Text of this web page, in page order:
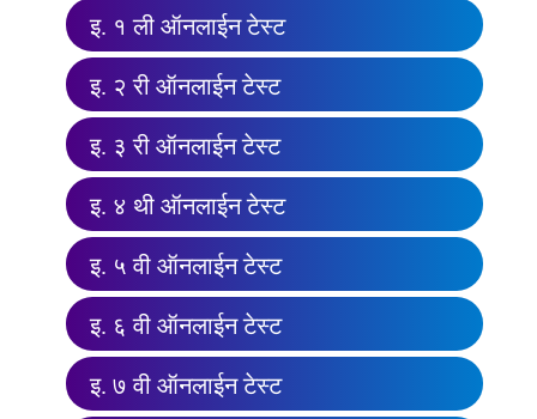
इ. १ ली ऑनलाईन टेस्ट
इ. २ री ऑनलाईन टेस्ट
इ. ३ री ऑनलाईन टेस्ट
इ. ४ थी ऑनलाईन टेस्ट
इ. ५ वी ऑनलाईन टेस्ट
इ. ६ वी ऑनलाईन टेस्ट
इ. ७ वी ऑनलाईन टेस्ट